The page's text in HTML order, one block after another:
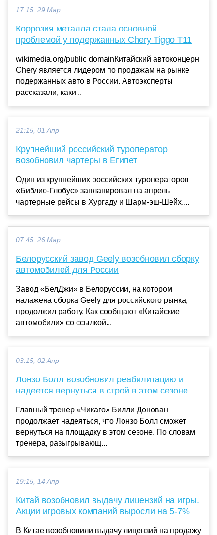
17:15, 29 Мар
Коррозия металла стала основной
проблемой у подержанных Chery Tiggo T11
wikimedia.org/public domainКитайский автоконцерн
Chery является лидером по продажам на рынке
подержанных авто в России. Автоэксперты
рассказали, каки...
21:15, 01 Апр
Крупнейший российский туроператор
возобновил чартеры в Египет
Один из крупнейших российских туроператоров
«Библио-Глобус» запланировал на апрель
чартерные рейсы в Хургаду и Шарм-эш-Шейх....
07:45, 26 Мар
Белорусский завод Geely возобновил сборку
автомобилей для России
Завод «БелДжи» в Белоруссии, на котором
налажена сборка Geely для российского рынка,
продолжил работу. Как сообщают «Китайские
автомобили» со ссылкой...
03:15, 02 Апр
Лонзо Болл возобновил реабилитацию и
надеется вернуться в строй в этом сезоне
Главный тренер «Чикаго» Билли Донован
продолжает надеяться, что Лонзо Болл сможет
вернуться на площадку в этом сезоне. По словам
тренера, разыгрывающ...
19:15, 14 Апр
Китай возобновил выдачу лицензий на игры.
Акции игровых компаний выросли на 5-7%
В Китае возобновили выдачу лицензий на продажу